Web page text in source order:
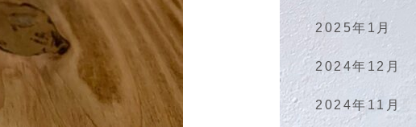
2025年1月
2024年12月
2024年11月